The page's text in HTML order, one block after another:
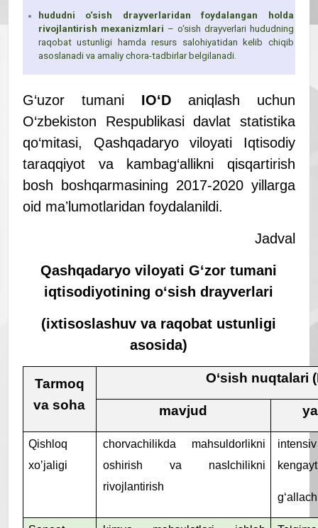
hududni o‘sish drayverlaridan foydalangan holda
rivojlantirish mexanizmlari – o‘sish drayverlari hududning
raqobat ustunligi hamda resurs salohiyatidan kelib chiqib
asoslanadi va amaliy chora-tadbirlar belgilanadi.
G‘uzor tumani IO‘D aniqlash uchun
O‘zbekiston Respublikasi davlat statistika
qo‘mitasi, Qashqadaryo viloyati Iqtisodiy
taraqqiyot va kambag‘allikni qisqartirish
bosh boshqarmasining 2017-2020 yillarga
oid maʼlumotlaridan foydalanildi.
Jadval
Qashqadaryo viloyati G‘zor tumani
iqtisodiyotining o‘sish drayverlari
(ixtisoslashuv va raqobat ustunligi
asosida)
Tarmoq
va soha
O‘sish nuqtalari
mavjud
Qishloq
xoʼjaligi
chorvachilikda mahsuldorlikni
oshirish va naslchilikni
rivojlantirish